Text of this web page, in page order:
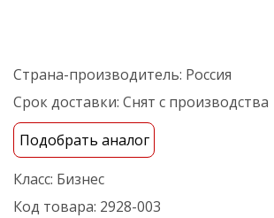
Страна-производитель: Россия
Срок доставки: Снят с производства
Подобрать аналог
Класс: Бизнес
Код товара: 2928-003